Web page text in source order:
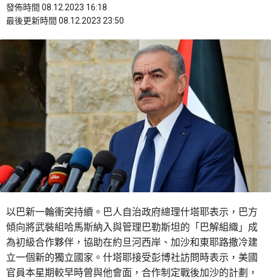
發佈時間 08.12.2023 16:18
最後更新時間 08.12.2023 23:50
以巴新一輪衝突持續。巴人自治政府總理什塔耶表示，巴方
傾向將武裝組哈馬斯納入與管理巴勒斯坦的「巴解組織」成
為初級合作夥伴，協助在約旦河西岸、加沙和東耶路撒冷建
立一個新的獨立國家。什塔耶接受彭博社訪問時表示，美國
官員本星期較早時曾與他會面，合作制定戰後加沙的計劃，